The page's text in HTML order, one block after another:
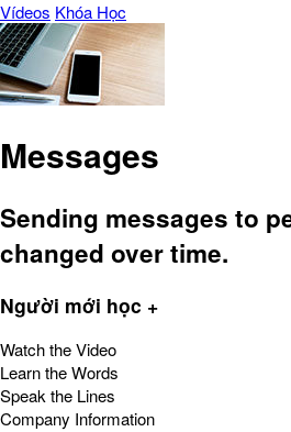
Vídeos Khóa Học
Messages
Sending messages to
changed over time.
Người mới học +
Watch the Video
Learn the Words
Speak the Lines
Company Information